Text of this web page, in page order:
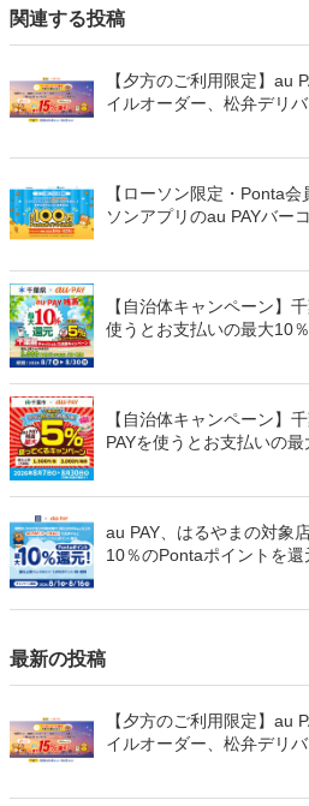
関連する投稿
【夕方のご利用限定】au
イルオーダー、松弁デリ
【ローソン限定・Ponta
ソンアプリのau PAYバー
【自治体キャンペーン】
使うとお支払いの最大10
【自治体キャンペーン】
PAYを使うとお支払いの
au PAY、はるやまの対象
10％のPontaポイントを還
最新の投稿
【夕方のご利用限定】au
イルオーダー、松弁デリ